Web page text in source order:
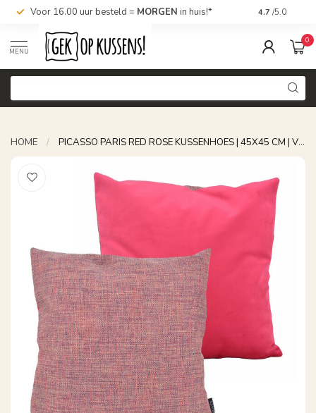
Voor 16.00 uur besteld = MORGEN in huis!* Nu bestellen,
4.7 /5.0
MENU
0
HOME / PICASSO PARIS RED ROSE KUSSENHOES | 45X45 CM | VELVET/POLYESTER